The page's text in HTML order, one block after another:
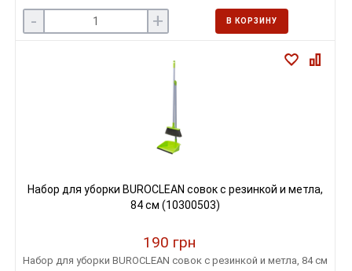
- + В КОРЗИНУ
Набор для уборки BUROCLEAN совок с резинкой и метла,
84 см (10300503)
190 грн
Набор для уборки BUROCLEAN совок с резинкой и метла, 84 см